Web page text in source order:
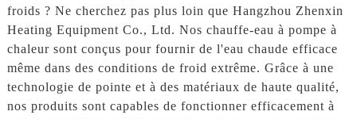
froids ? Ne cherchez pas plus loin que Hangzhou Zhenxin
Heating Equipment Co., Ltd. Nos chauffe-eau à pompe à
chaleur sont conçus pour fournir de l'eau chaude efficace
même dans des conditions de froid extrême. Grâce à une
technologie de pointe et à des matériaux de haute qualité,
nos produits sont capables de fonctionner efficacement à